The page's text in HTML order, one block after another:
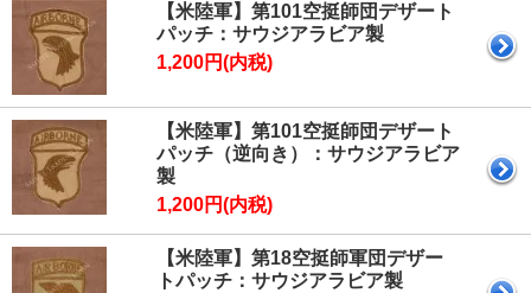
【米陸軍】第101空挺師団デザート
パッチ：サウジアラビア製
1,200円(内税)
【米陸軍】第101空挺師団デザート
パッチ（逆向き）：サウジアラビア
製
1,200円(内税)
【米陸軍】第18空挺師軍団デザー
トパッチ：サウジアラビア製